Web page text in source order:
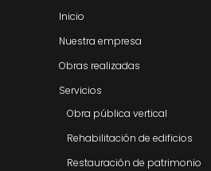
Inicio
Nuestra empresa
Obras realizadas
Servicios
Obra pública vertical
Rehabilitación de edificios
Restauración de patrimonio